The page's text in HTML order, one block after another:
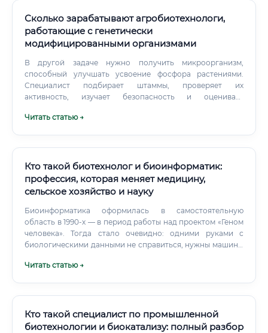
Сколько зарабатывают агробиотехнологи,
работающие с генетически
модифицированными организмами
В другой задаче нужно получить микроорганизм,
способный улучшать усвоение фосфора растениями.
Специалист подбирает штаммы, проверяет их
активность, изучает безопасность и оценивает
уровнях влажности. Существенную часть времени
Читать статью →
Кто такой биотехнолог и биоинформатик:
профессия, которая меняет медицину,
сельское хозяйство и науку
Биоинформатика оформилась в самостоятельную
область в 1990-х — в период работы над проектом «Геном
человека». Тогда стало очевидно: одними руками с
биологическими данными не справиться, нужны машины
Читать статью →
Кто такой специалист по промышленной
биотехнологии и биокатализу: полный разбор